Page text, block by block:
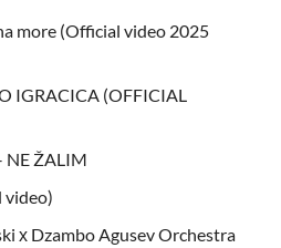
more (Official video 2025
IGRACICA (OFFICIAL
NE ŽALIM
video)
х Dzambo Agusev Orchestra